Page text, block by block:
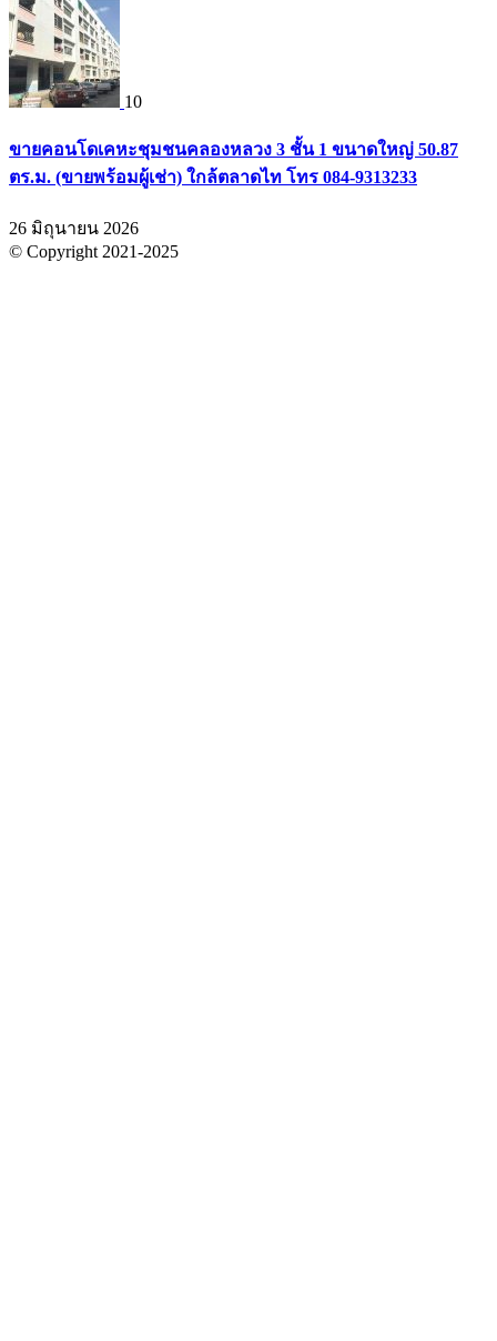
10
ขายคอนโดเคหะชุมชนคลองหลวง 3 ชั้น 1 ขนาดใหญ่ 50.87
ตร.ม. (ขายพร้อมผู้เช่า) ใกล้ตลาดไท โทร 084-9313233
26 มิถุนายน 2026
© Copyright 2021-2025